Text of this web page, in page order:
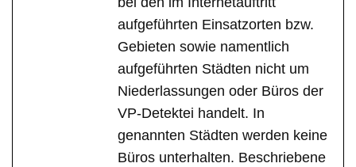
aufgeführten Einsatzorten bzw.
Gebieten sowie namentlich
aufgeführten Städten nicht um
Niederlassungen oder Büros der
VP-Detektei handelt. In
genannten Städten werden keine
Büros unterhalten. Beschriebene